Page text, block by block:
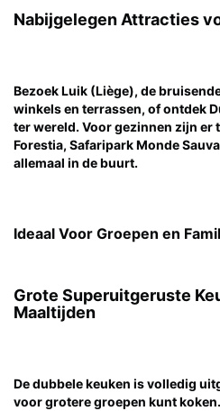
Nabijgelegen Attracties
Bezoek Luik (Liège), de
winkels en terrassen, of ontdek
ter wereld. Voor gezinnen zijn er
Forestia, Safaripark Monde
allemaal in de buurt.
Ideaal Voor Groepen en
Grote Superuitgeruste
Maaltijden
De dubbele keuken is volledig
voor grotere groepen kunt